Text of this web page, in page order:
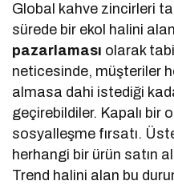
Global kahve zincirleri
sürede bir ekol halini
pazarlaması olarak
neticesinde, müşteriler
almasa dahi istediği
geçirebildiler. Kapalı bir
sosyalleşme fırsatı.
herhangi bir ürün satın
Trend halini alan bu